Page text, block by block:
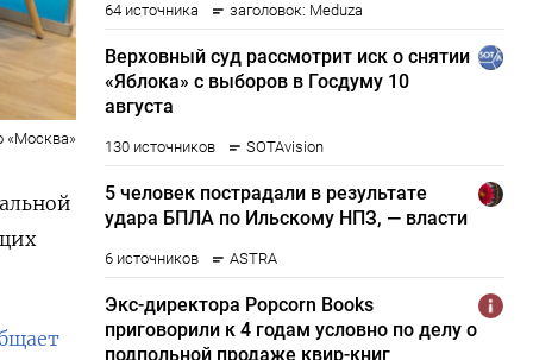
«Москва»